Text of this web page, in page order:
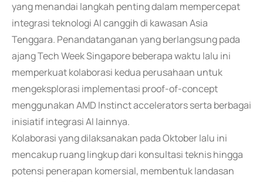
yang menandai langkah penting dalam mempercepat
integrasi teknologi AI canggih di kawasan Asia
Tenggara. Penandatanganan yang berlangsung pada
ajang Tech Week Singapore beberapa waktu lalu ini
memperkuat kolaborasi kedua perusahaan untuk
mengeksplorasi implementasi proof-of-concept
menggunakan AMD Instinct accelerators serta berbagai
inisiatif integrasi AI lainnya.
Kolaborasi yang dilaksanakan pada Oktober lalu ini
mencakup ruang lingkup dari konsultasi teknis hingga
potensi penerapan komersial, membentuk landasan